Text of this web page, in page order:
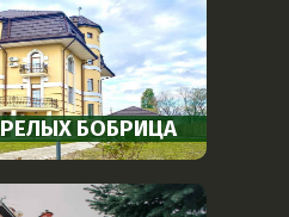
БОБРИЦА